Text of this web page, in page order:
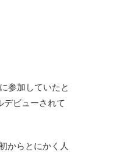
参加していたと
デビューされて
からとにかく人